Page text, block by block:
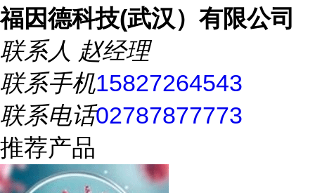
福因德科技(武汉）有限公司
联系人 赵经理
联系手机15827264543
联系电话02787877773
推荐产品